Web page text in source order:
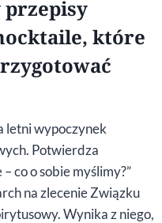
które
letni wypoczynek
Potwierdza
co o sobie myślimy?”
na zlecenie Związku
Wynika z niego,